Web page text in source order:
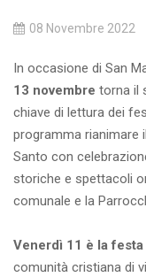
08 Novembre 2022
In occasione di San
13 novembre torna il
chiave di lettura dei
programma rianimare
Santo con
storiche e spettacoli
comunale e la
Venerdì 11 è la
comunità cristiana di